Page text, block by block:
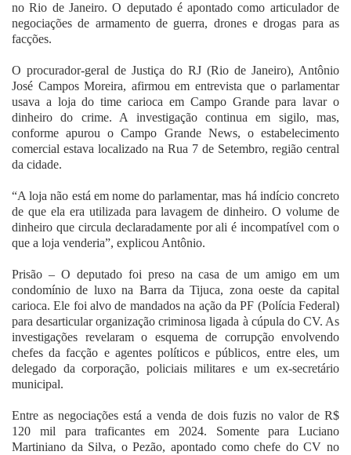
no Rio de Janeiro. O deputado é apontado como articulador de
negociações de armamento de guerra, drones e drogas para as
facções.
O procurador-geral de Justiça do RJ (Rio de Janeiro), Antônio
José Campos Moreira, afirmou em entrevista que o parlamentar
usava a loja do time carioca em Campo Grande para lavar o
dinheiro do crime. A investigação continua em sigilo, mas,
conforme apurou o Campo Grande News, o estabelecimento
comercial estava localizado na Rua 7 de Setembro, região central
da cidade.
“A loja não está em nome do parlamentar, mas há indício concreto
de que ela era utilizada para lavagem de dinheiro. O volume de
dinheiro que circula declaradamente por ali é incompatível com o
que a loja venderia”, explicou Antônio.
Prisão – O deputado foi preso na casa de um amigo em um
condomínio de luxo na Barra da Tijuca, zona oeste da capital
carioca. Ele foi alvo de mandados na ação da PF (Polícia Federal)
para desarticular organização criminosa ligada à cúpula do CV. As
investigações revelaram o esquema de corrupção envolvendo
chefes da facção e agentes políticos e públicos, entre eles, um
delegado da corporação, policiais militares e um ex-secretário
municipal.
Entre as negociações está a venda de dois fuzis no valor de R$
120 mil para traficantes em 2024. Somente para Luciano
Martiniano da Silva, o Pezão, apontado como chefe do CV no